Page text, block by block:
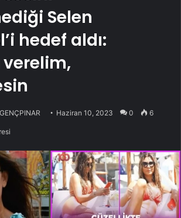
Selen
hedef aldı:
verelim,
Haziran 10, 2023 0 6